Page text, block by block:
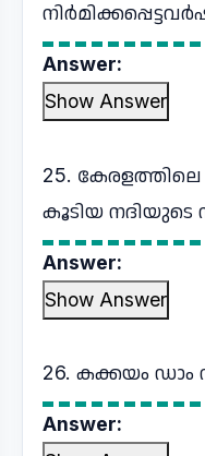
Answer:
Show Answer
25.
കൂടിയ നദിയുടെ
Answer:
Show Answer
26. കക്കയം ഡാം
Answer: